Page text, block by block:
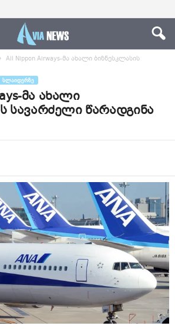
All Nippon Airways-მა ახალი ბიზნესკლასის
ᲡᲚᲐᲘᲓᲔᲠᲖᲔ
მა ახალი
სავარძელი წარადგინა